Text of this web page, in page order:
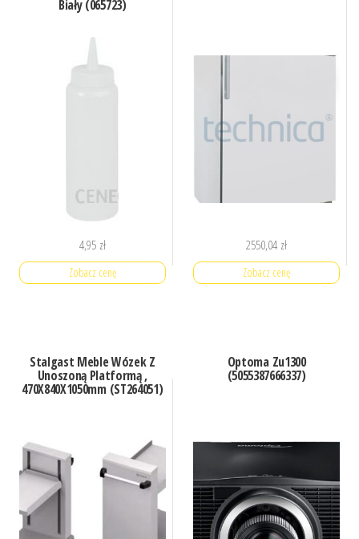
Biały (065723)
4,95 zł
Zobacz cenę
2550,04 zł
Zobacz cenę
Stalgast Meble Wózek Z
Unoszoną Platformą ,
470X840X1050mm (ST264051)
Optoma Zu1300
(5055387666337)